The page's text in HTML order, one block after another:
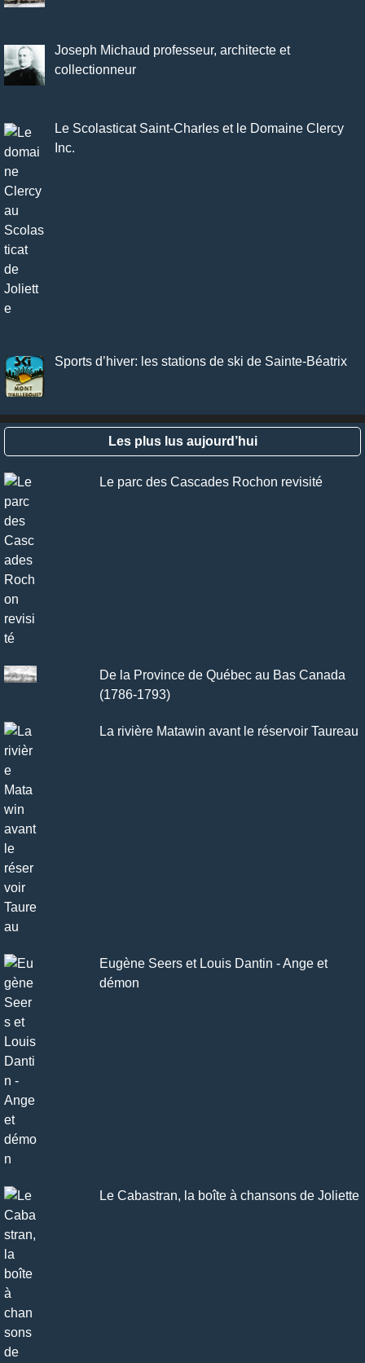
Joseph Michaud professeur, architecte et
collectionneur
Le Scolasticat Saint-Charles et le Domaine Clercy
Inc.
Sports d’hiver: les stations de ski de Sainte-Béatrix
Les plus lus aujourd’hui
Le parc des Cascades Rochon revisité
De la Province de Québec au Bas Canada
(1786-1793)
La rivière Matawin avant le réservoir Taureau
Eugène Seers et Louis Dantin - Ange et
démon
Le Cabastran, la boîte à chansons de Joliette